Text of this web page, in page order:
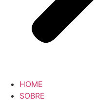
HOME
SOBRE